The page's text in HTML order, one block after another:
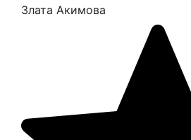
Злата Акимова